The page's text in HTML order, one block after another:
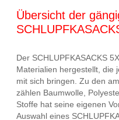
Übersicht der
Der SCHLUPFKASACKS
Materialien hergestellt, die
mit sich bringen. Zu den
zählen Baumwolle,
Stoffe hat seine eigenen
Auswahl eines